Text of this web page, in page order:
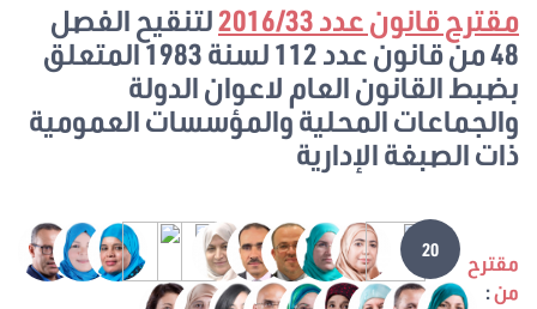
مقترح قانون عدد 2016/33
لتنقيح الفصل
48 من قانون عدد 112 لسنة 1983 المتعلق
بضبط القانون العام لاعوان الدولة
والجماعات المحلية والمؤسسات العمومية
ذات الصبغة الإدارية
مقترح
من:
20